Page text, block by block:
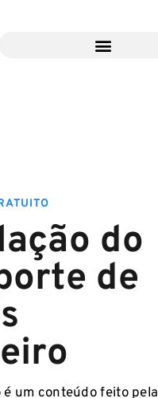
do
de
um conteúdo feito pela